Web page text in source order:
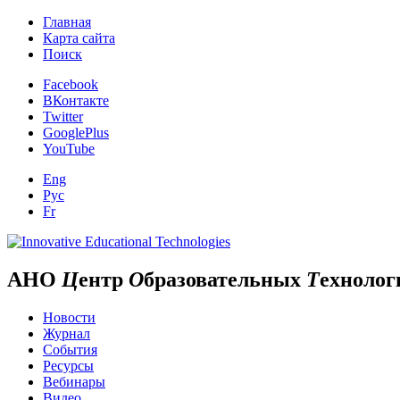
Главная
Карта сайта
Поиск
Facebook
ВКонтакте
Twitter
GooglePlus
YouTube
Eng
Рус
Fr
АНО Центр Образовательных Т
Новости
Журнал
События
Ресурсы
Вебинары